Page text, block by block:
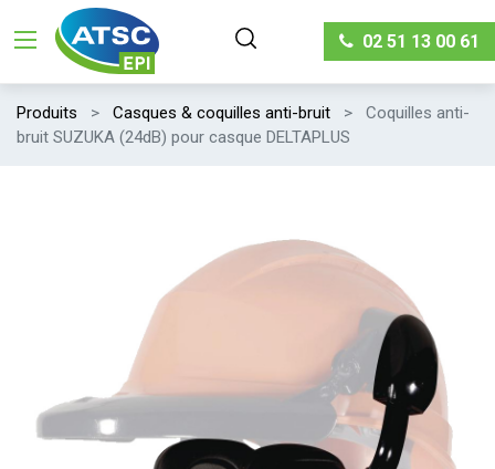
02 51 13 00 61
Produits Casques & coquilles anti-bruit
Coquilles anti-
bruit SUZUKA (24dB) pour casque DELTAPLUS